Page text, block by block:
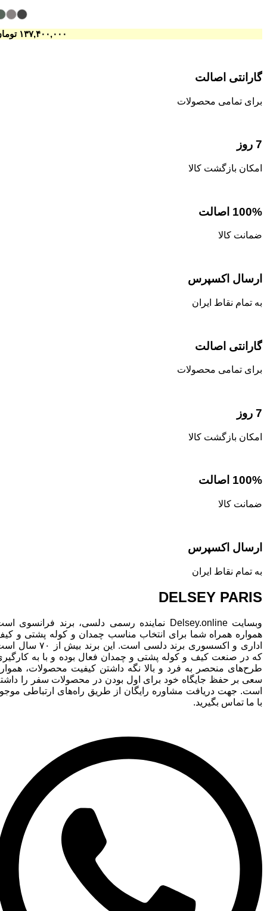
۱۳۷,۴۰۰,۰۰۰ تومان
گارانتی اصالت
برای تمامی محصولات
7 روز
امکان بازگشت کالا
100% اصالت
ضمانت کالا
ارسال اکسپرس
به تمام نقاط ایران
گارانتی اصالت
برای تمامی محصولات
7 روز
امکان بازگشت کالا
100% اصالت
ضمانت کالا
ارسال اکسپرس
به تمام نقاط ایران
DELSEY PARIS
وبسایت Delsey.online نماینده رسمی دلسی، برند فرانسوی است
همواره همراه شما برای انتخاب مناسب چمدان و کوله پشتی و کیف
اداری و اکسسوری برند دلسی است. این برند بیش از ۷۰ سال است
که در صنعت کیف و کوله پشتی و چمدان فعال بوده و با به کارگیری
طرح‌های منحصر به فرد و بالا نگه داشتن کیفیت محصولات، همواره
سعی بر حفظ جایگاه خود برای اول بودن در محصولات سفر را داشته
است. جهت دریافت مشاوره رایگان از طریق راه‌های ارتباطی موجود
با ما تماس بگیرید.